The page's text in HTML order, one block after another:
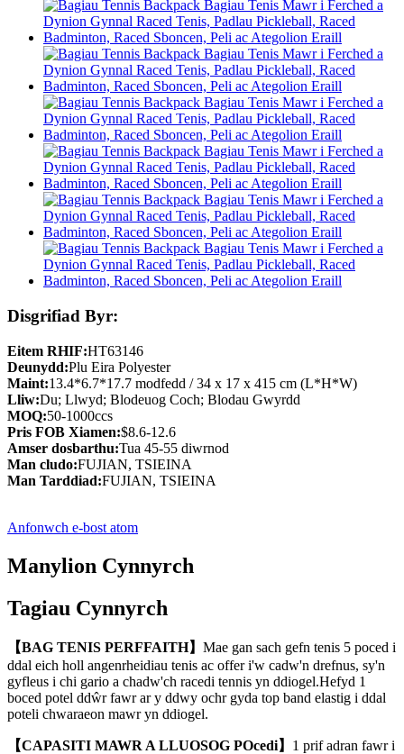
Disgrifiad Byr:
Eitem RHIF:HT63146
Deunydd:Plu Eira Polyester
Maint:13.4*6.7*17.7 modfedd / 34 x 17 x 415 cm (L*H*W)
Lliw:Du; Llwyd; Blodeuog Coch; Blodau Gwyrdd
MOQ:50-1000ccs
Pris FOB Xiamen:$8.6-12.6
Amser dosbarthu:Tua 45-55 diwrnod
Man cludo:FUJIAN, TSIEINA
Man Tarddiad:FUJIAN, TSIEINA
Anfonwch e-bost atom
Manylion Cynnyrch
Tagiau Cynnyrch
【BAG TENIS PERFFAITH】 Mae gan sach gefn tenis 5 poced i
ddal eich holl angenrheidiau tenis ac offer i'w cadw'n drefnus, sy'n
gyfleus i chi gario a chadw'ch racedi tennis yn ddiogel.Hefyd 1
boced potel ddŵr fawr ar y ddwy ochr gyda top band elastig i ddal
poteli chwaraeon mawr yn ddiogel.
【CAPASITI MAWR A LLUOSOG POcedi】 1 prif adran fawr i